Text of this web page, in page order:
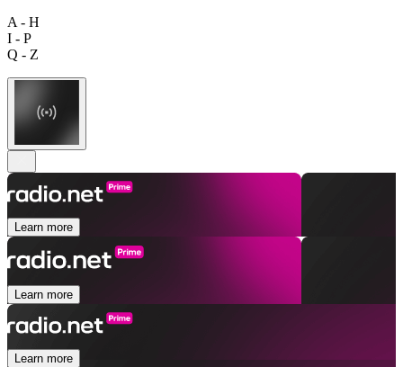
A - H
I - P
Q - Z
Learn more
Learn more
Learn more